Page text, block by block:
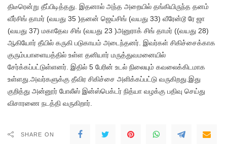
திடீரென்று தீப்பிடித்தது. இதனால் அந்த அறையில் தங்கியிருந்த தனம்
வீர்சிங் தாமர் (வயது 35 )தனன் ஜெய்சிங் (வயது 33) வீரேன்டூ ரே ஜா
(வயது 37) மகாதேவ சிங் (வயது 23 )அனுராக் சிங் தாமர் ((வயது 28)
ஆகியோர் தீயில் கருகி படுகாயம் அடைந்தனர். இவர்கள் சிகிச்சைக்காக
குரும்பபாளையத்தில் உள்ள தனியார் மருத்துவமனையில்
சேர்க்கப்பட்டுள்ளனர். இதில் 5 பேரின் உடல் நிலையும் கவலைக்கிடமாக
உள்ளது.அவர்களுக்கு தீவிர சிகிச்சை அளிக்கப்பட்டு வருகிறது.இது
குறித்து அன்னூர் போலீஸ் இன்ஸ்பெக்டர் நித்யா வழக்கு பதிவு செய்து
விசாரணை நடத்தி வருகிறார்.
SHARE ON